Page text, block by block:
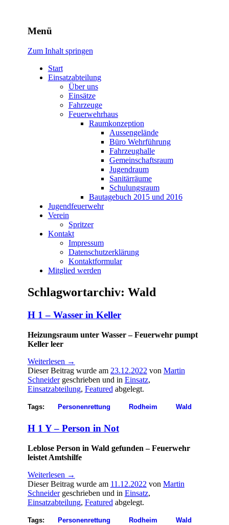
Freiwillige Feuerwehr
Rodheim v.d.H.
Menü
Zum Inhalt springen
Start
Einsatzabteilung
Über uns
Einsätze
Fahrzeuge
Feuerwehrhaus
Raumkonzeption
Aussengelände
Büro Wehrführung
Fahrzeughalle
Gemeinschaftsraum
Jugendraum
Sanitärräume
Schulungsraum
Bautagebuch 2015 und 2016
Jugendfeuerwehr
Verein
Spritzer
Kontakt
Impressum
Datenschutzerklärung
Kontaktformular
Mitglied werden
Schlagwortarchiv: Wald
H 1 – Wasser in Keller
Heizungsraum unter Wasser – Feuerwehr pumpt
Keller leer
Weiterlesen →
Dieser Beitrag wurde am 23.12.2022 von Martin
Schneidergeschrieben und in Einsatz,
Einsatzabteilung, Featured abgelegt.
Tags: Personenrettung Rodheim Wald
H 1 Y – Person in Not
Leblose Person in Wald gefunden – Feuerwehr
leistet Amtshilfe
Weiterlesen →
Dieser Beitrag wurde am 11.12.2022 von Martin
Schneidergeschrieben und in Einsatz,
Einsatzabteilung, Featured abgelegt.
Tags: Personenrettung Rodheim Wald